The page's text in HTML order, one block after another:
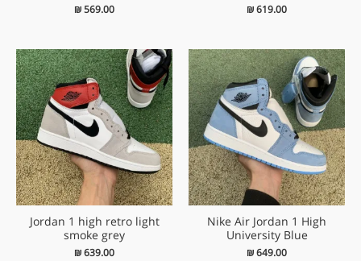
₪619.00
₪569.00
Nike Air Jordan 1 High
University Blue
₪649.00
Jordan 1 high retro light
smoke grey
₪639.00